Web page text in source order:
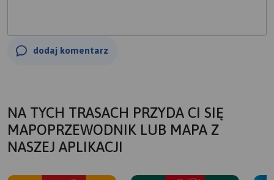
dodaj komentarz
NA TYCH TRASACH PRZYDA CI SIĘ
MAPOPRZEWODNIK LUB MAPA Z
NASZEJ APLIKACJI